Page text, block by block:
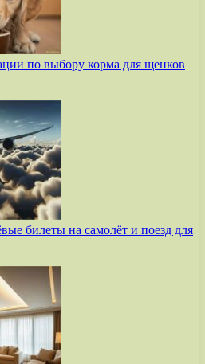
по выбору корма для щенков
билеты на самолёт и поезд для